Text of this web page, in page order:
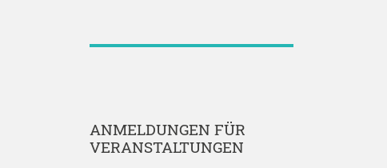
ANMELDUNGEN FÜR
VERANSTALTUNGEN